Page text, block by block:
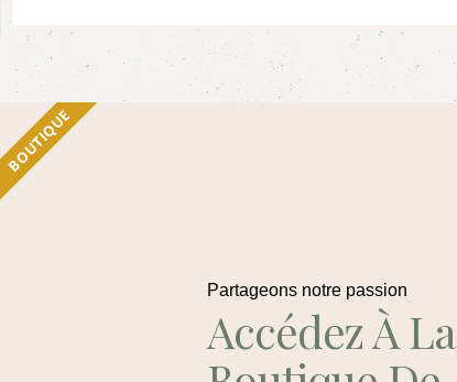
Partageons notre passion
Accédez À La
BOUTIQUE